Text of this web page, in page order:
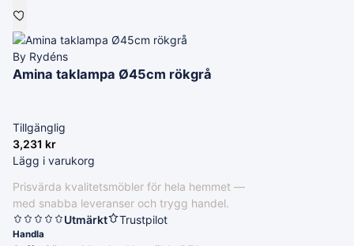
By Rydéns
Amina taklampa Ø45cm rökgrå
Tillgänglig
3,231 kr
Lägg i varukorg
Prisvärda kvalitetsmöbler för hela hemmet —
med snabba leveranser och trygg handel.
Utmärkt
Trustpilot
Handla